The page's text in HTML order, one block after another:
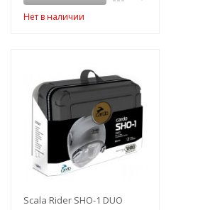
Нет в наличии
Scala Rider SHO-1 DUO